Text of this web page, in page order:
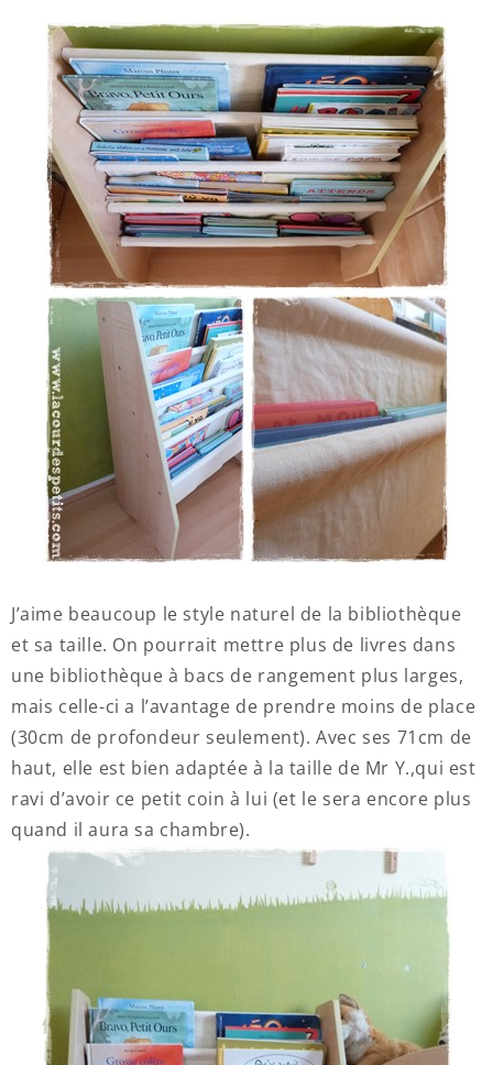
J’aime beaucoup le style naturel de la bibliothèque
et sa taille. On pourrait mettre plus de livres dans
une bibliothèque à bacs de rangement plus larges,
mais celle-ci a l’avantage de prendre moins de place
(30cm de profondeur seulement). Avec ses 71cm de
haut, elle est bien adaptée à la taille de Mr Y.,qui est
ravi d’avoir ce petit coin à lui (et le sera encore plus
quand il aura sa chambre).